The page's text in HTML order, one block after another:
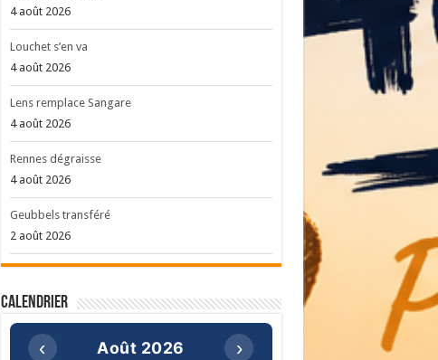
4 août 2026
Louchet s’en va
4 août 2026
Lens remplace Sangare
4 août 2026
Rennes dégraisse
4 août 2026
Geubbels transféré
2 août 2026
Calendrier
‹ Août 2026 ›